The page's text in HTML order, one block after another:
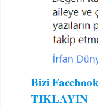
Bizi
TIKLAYIN